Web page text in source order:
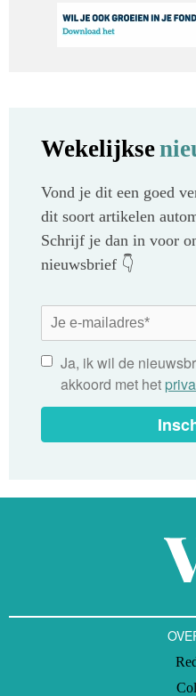
Wekelijkse
Vond je dit een goed
dit soort artikelen
Schrijf je dan in voor
nieuwsbrief 👇
Ja, ik wil de
akkoord met het